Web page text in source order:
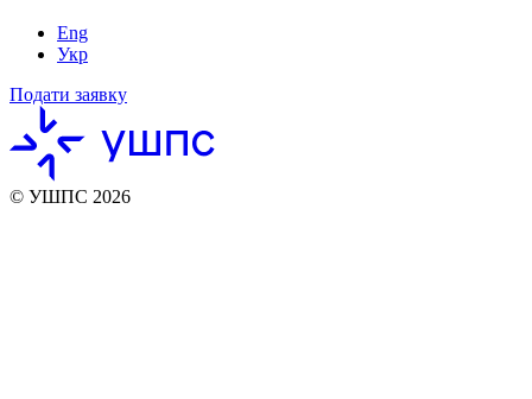
Eng
Укр
Подати заявку
© УШПС 2026